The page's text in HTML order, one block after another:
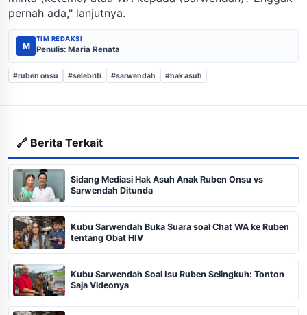
pernah ada," lanjutnya.
M
TIM REDAKSI
Penulis: Maria Renata
#ruben onsu #selebriti #sarwendah #hak asuh
🔗 Berita Terkait
Sidang Mediasi Hak Asuh Anak Ruben Onsu vs
Sarwendah Ditunda
Kubu Sarwendah Buka Suara soal Chat WA ke Ruben
tentang Obat HIV
Kubu Sarwendah Soal Isu Ruben Selingkuh: Tonton
Saja Videonya